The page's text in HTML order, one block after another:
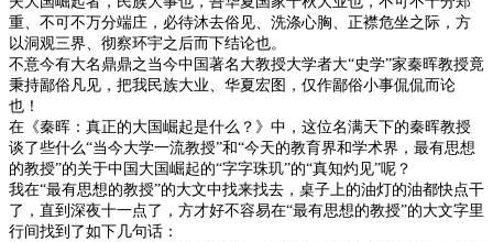
重、不可不万分端庄，必待沐去俗见、洗涤心胸、正襟危坐之际，方
以洞观三界、彻察环宇之后而下结论也。
不意今有大名鼎鼎之当今中国著名大教授大学者大“史学”家秦晖教授竟
秉持鄙俗凡见，把我民族大业、华夏宏图，仅作鄙俗小事侃侃而论
也！
在《秦晖：真正的大国崛起是什么？》中，这位名满天下的秦晖教授
谈了些什么“当今大学一流教授”和“今天的教育界和学术界，最有思想
的教授”的关于中国大国崛起的“字字珠玑”的“真知灼见”呢？
我在“最有思想的教授”的大文中找来找去，桌子上的油灯的油都快点干
了，直到深夜十一点了，方才好不容易在“最有思想的教授”的大文字里
行间找到了如下几句话：